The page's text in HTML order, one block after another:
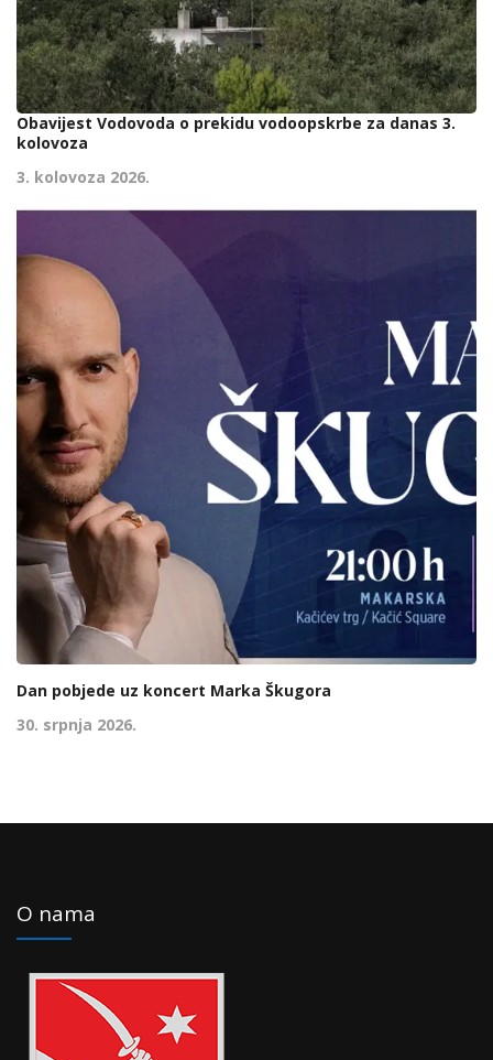
Obavijest Vodovoda o prekidu vodoopskrbe za danas 3.
kolovoza
3. kolovoza 2026.
Dan pobjede uz koncert Marka Škugora
30. srpnja 2026.
O nama